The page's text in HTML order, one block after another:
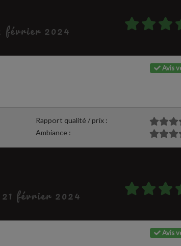
février 2024
Avis
Rapport qualité / prix :
Ambiance :
février 2024
Avis